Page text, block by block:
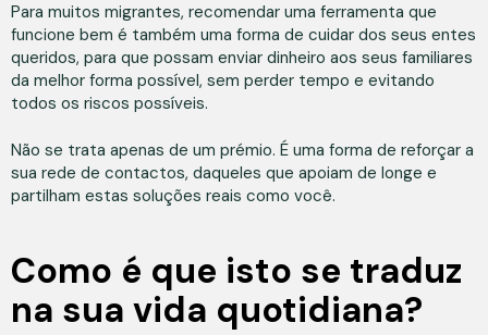
Para muitos migrantes, recomendar uma ferramenta que
funcione bem é também uma forma de cuidar dos seus entes
queridos, para que possam enviar dinheiro aos seus familiares
da melhor forma possível, sem perder tempo e evitando
todos os riscos possíveis.
Não se trata apenas de um prémio. É uma forma de reforçar a
sua rede de contactos, daqueles que apoiam de longe e
partilham estas soluções reais como você.
Como é que isto se traduz
na sua vida quotidiana?